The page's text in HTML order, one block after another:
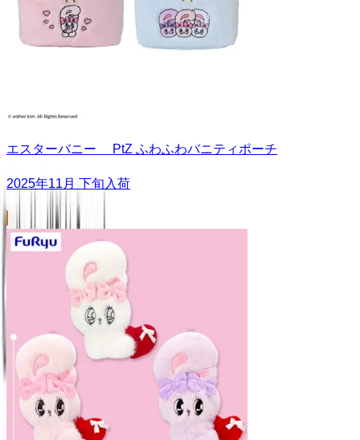
エスターバニー PtZ ふわふわバニティポーチ
2025年11月 下旬入荷